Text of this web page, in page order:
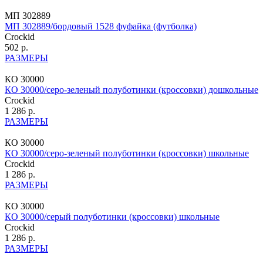
МП 302889
МП 302889/бордовый 1528 фуфайка (футболка)
Crockid
502 р.
РАЗМЕРЫ
КО 30000
КО 30000/серо-зеленый полуботинки (кроссовки) дошкольные
Crockid
1 286 р.
РАЗМЕРЫ
КО 30000
КО 30000/серо-зеленый полуботинки (кроссовки) школьные
Crockid
1 286 р.
РАЗМЕРЫ
КО 30000
КО 30000/серый полуботинки (кроссовки) школьные
Crockid
1 286 р.
РАЗМЕРЫ